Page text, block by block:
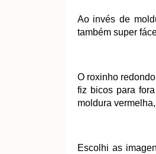
Ao invés de
também super
O roxinho
fiz bicos para
moldura
Escolhi as